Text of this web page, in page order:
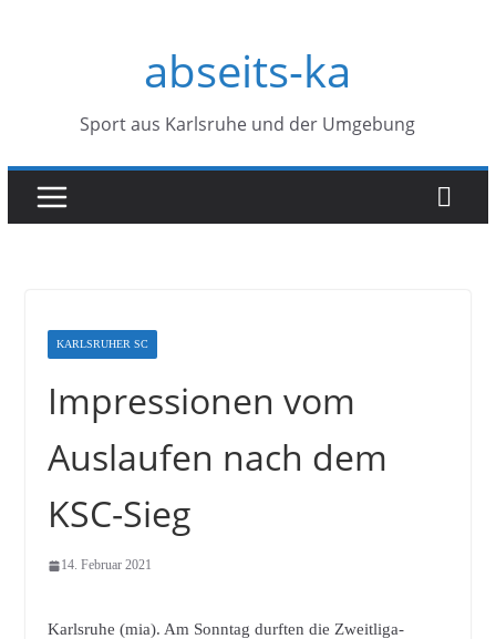
abseits-ka
Sport aus Karlsruhe und der Umgebung
KARLSRUHER SC
Impressionen vom
Auslaufen nach dem
KSC-Sieg
14. Februar 2021
Karlsruhe (mia). Am Sonntag durften die Zweitliga-